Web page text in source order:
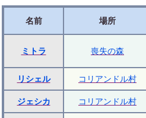
名前 場所
ミトラ 喪失の森
リシェル コリアンドル村
ジェシカ コリアンドル村